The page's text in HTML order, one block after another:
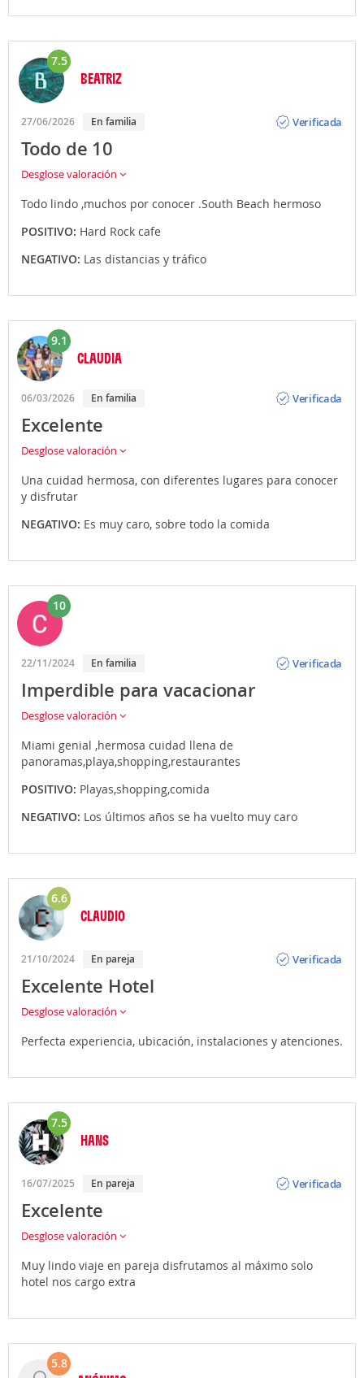
7.5
BEATRIZ
27/06/2026 En familia
Verificada
Todo de 10
Desglose valoración
Todo lindo ,muchos por conocer .South Beach hermoso
POSITIVO: Hard Rock cafe
NEGATIVO: Las distancias y tráfico
9.1
CLAUDIA
06/03/2026 En familia
Verificada
Excelente
Desglose valoración
Una cuidad hermosa, con diferentes lugares para conocer
y disfrutar
NEGATIVO: Es muy caro, sobre todo la comida
10
22/11/2024 En familia
Verificada
Imperdible para vacacionar
Desglose valoración
Miami genial ,hermosa cuidad llena de
panoramas,playa,shopping,restaurantes
POSITIVO: Playas,shopping,comida
NEGATIVO: Los últimos años se ha vuelto muy caro
6.6
CLAUDIO
21/10/2024 En pareja
Verificada
Excelente Hotel
Desglose valoración
Perfecta experiencia, ubicación, instalaciones y atenciones.
7.5
HANS
16/07/2025 En pareja
Verificada
Excelente
Desglose valoración
Muy lindo viaje en pareja disfrutamos al máximo solo
hotel nos cargo extra
5.8